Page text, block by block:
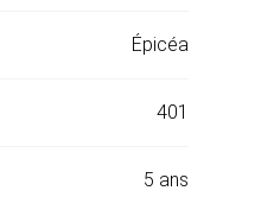
Épicéa
401
5 ans